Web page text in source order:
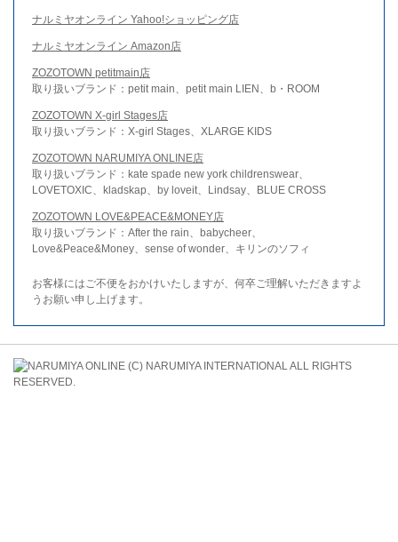
ナルミヤオンライン Yahoo!ショッピング店
ナルミヤオンライン Amazon店
ZOZOTOWN petitmain店
取り扱いブランド：petit main、petit main LIEN、b・ROOM
ZOZOTOWN X-girl Stages店
取り扱いブランド：X-girl Stages、XLARGE KIDS
ZOZOTOWN NARUMIYA ONLINE店
取り扱いブランド：kate spade new york childrenswear、
LOVETOXIC、kladskap、by loveit、Lindsay、BLUE CROSS
ZOZOTOWN LOVE&PEACE&MONEY店
取り扱いブランド：After the rain、babycheer、
Love&Peace&Money、sense of wonder、キリンのソフィ
お客様にはご不便をおかけいたしますが、何卒ご理解いただきますよ
うお願い申し上げます。